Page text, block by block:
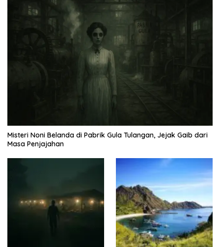
Misteri Noni Belanda di Pabrik Gula Tulangan, Jejak Gaib dari
Masa Penjajahan